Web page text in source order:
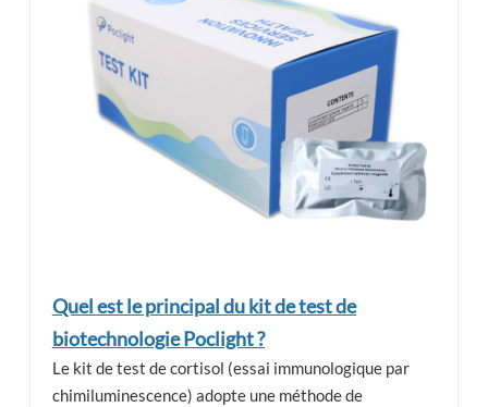
Quel est le principal du kit de test de
biotechnologie Poclight ?
Le kit de test de cortisol (essai immunologique par
chimiluminescence) adopte une méthode de